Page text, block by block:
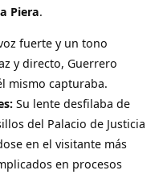
Piera.
fuerte y un tono
y directo, Guerrero
mismo capturaba.
Su lente desfilaba de
del Palacio de Justicia
en el visitante más
en procesos